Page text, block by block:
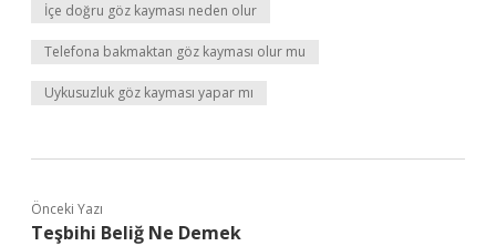
İçe doğru göz kayması neden olur
Telefona bakmaktan göz kayması olur mu
Uykusuzluk göz kayması yapar mı
Önceki Yazı
Teşbihi Beliğ Ne Demek